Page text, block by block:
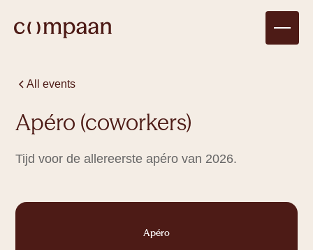
All events
Apéro (coworkers)
Tijd voor de allereerste apéro van 2026.
Apéro